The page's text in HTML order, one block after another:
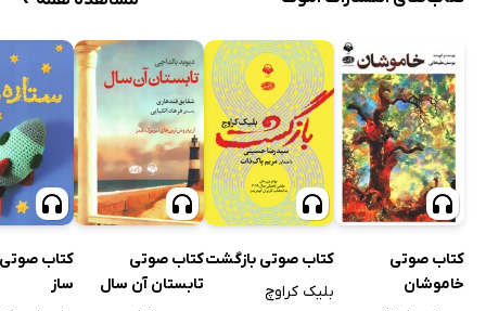
کتاب صوتی
خاموشان
کتاب صوتی بازگشت
بلیک کراوچ
کتاب صوتی
تابستان آن سال
کتاب
ساز